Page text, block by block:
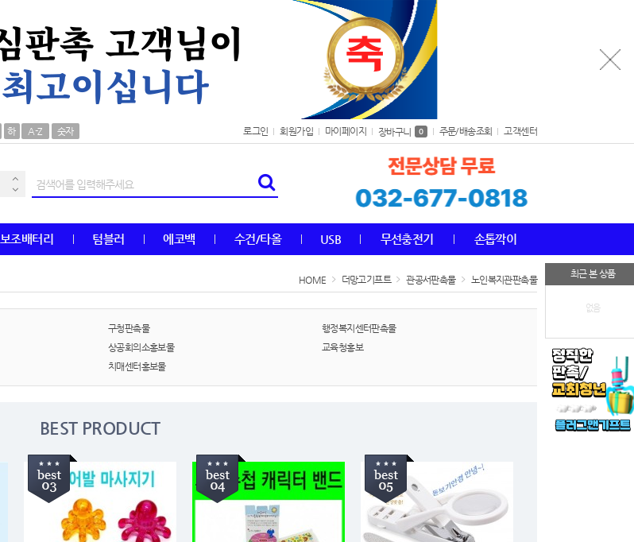
하 A-Z 숫자 로그인 회원가입 마이페이지 장바구니 0 주문/배송조회 고객센터
보조배터리 텀블러 에코백 수건/타올 USB 무선충전기 손톱깍이
최근 본 상품
없음
HOME 더망고기프트 관공서판촉물 노인복지관판촉물
구청판촉물
행정복지센터판촉물
상공회의소홍보물
교육청홍보
치매센터홍보물
BEST PRODUCT